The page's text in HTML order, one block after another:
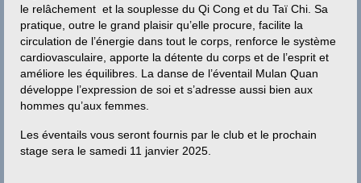
le relâchement et la souplesse du Qi Cong et du Taï Chi. Sa
pratique, outre le grand plaisir qu’elle procure, facilite la
circulation de l’énergie dans tout le corps, renforce le système
cardiovasculaire, apporte la détente du corps et de l’esprit et
améliore les équilibres. La danse de l’éventail Mulan Quan
développe l’expression de soi et s’adresse aussi bien aux
hommes qu’aux femmes.
Les éventails vous seront fournis par le club et le prochain
stage sera le samedi 11 janvier 2025.